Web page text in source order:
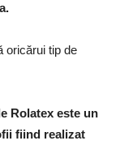
oricărui tip de
Rolatex este un
fiind realizat